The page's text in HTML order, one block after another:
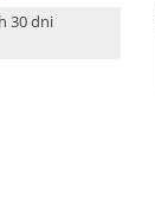
30 dni